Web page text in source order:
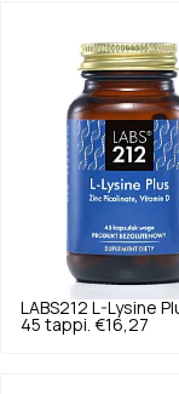
LABS212
L-Lysine
45 tappi. €16,27